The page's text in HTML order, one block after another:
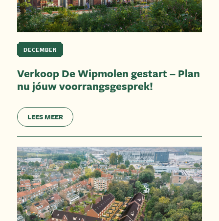
DECEMBER
Verkoop De Wipmolen gestart – Plan
nu jóuw voorrangsgesprek!
LEES MEER